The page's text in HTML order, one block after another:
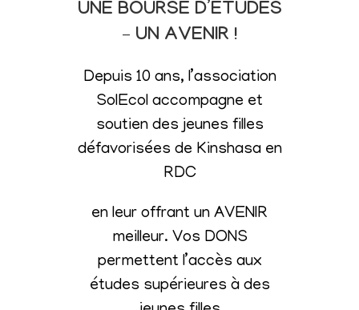
UNE BOURSE D’ETUDES
– UN AVENIR !
Depuis 10 ans, l’association
SolEcol accompagne et
soutien des jeunes filles
défavorisées de Kinshasa en
RDC
en leur offrant un AVENIR
meilleur. Vos DONS
permettent l’accès aux
études supérieures à des